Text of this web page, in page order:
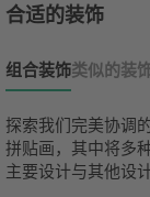
合适的装饰
组合装饰类似的装
探索我们完美协调
拼贴画，其中将多
主要设计与其他设